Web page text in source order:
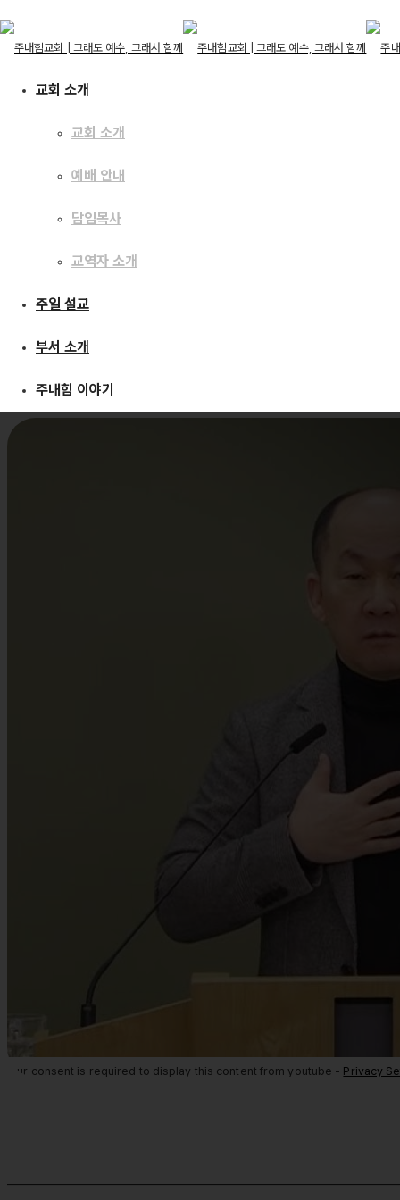
교회 소개
교회 소개
담임목사
주일 설교
주내힘 이야기
교회 소개
교회 소개
예배 안내
담임목사
교역자 소개
주일 설교
부서 소개
주내힘 이야기
주일 설교
[21.01.03] 변한 것은
Your consent is required to display this content from youtube - Privacy